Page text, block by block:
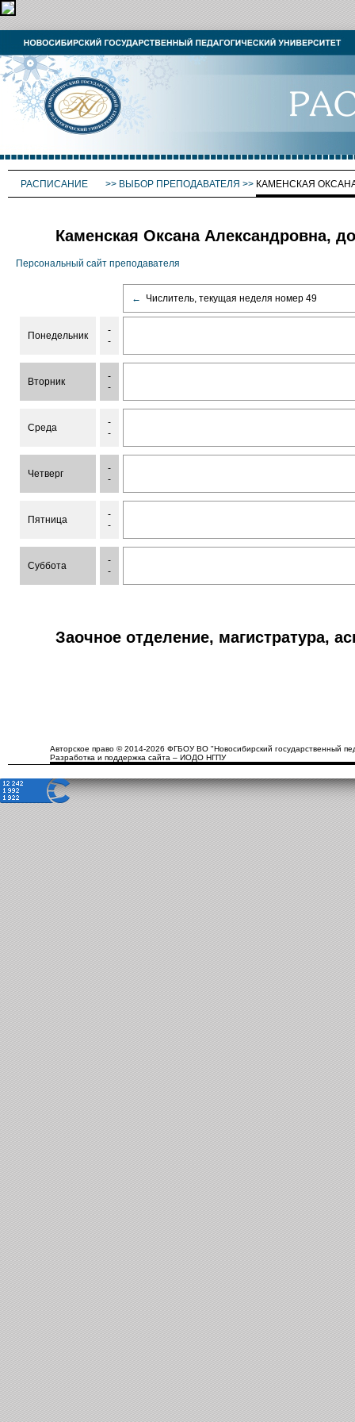
РАСПИСАНИЕ >> ВЫБОР ПРЕПОДАВАТЕЛЯ >> КАМЕНСКАЯ
Каменская Оксана Александровна,
Персональный сайт преподавателя
← Числитель, текущая неделя номер 49
Понедельник
-
-
Вторник
-
-
Среда
-
-
Четверг
-
-
Пятница
-
-
Суббота
-
-
Заочное отделение, магистратура,
Авторское право © 2014-2026 ФГБОУ ВО "Новосибирский государственный
Разработка и поддержка сайта – ИОДО НГПУ